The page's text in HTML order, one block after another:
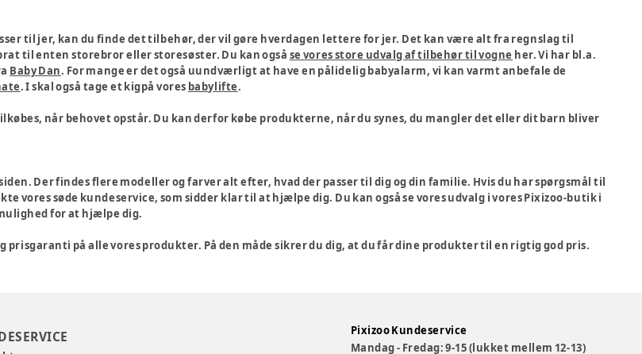
til jer, kan du finde det tilbehør, der vil gøre hverdagen lettere for jer. Det kan være alt fra regnslag til
til enten storebror eller storesøster. Du kan også se vores store udvalg af tilbehør til vogne her. Vi har bl.a.
Baby Dan. For mange er det også uundværligt at have en pålidelig babyalarm, vi kan varmt anbefale de
. I skal også tage et kigpå vores babylifte.
når behovet opstår. Du kan derfor købe produkterne, når du synes, du mangler det eller dit barn bliver
Der findes flere modeller og farver alt efter, hvad der passer til dig og din familie. Hvis du har spørgsmål til
vores søde kundeservice, som sidder klar til at hjælpe dig. Du kan også se vores udvalg i vores Pixizoo-butik i
for at hjælpe dig.
prisgaranti på alle vores produkter. På den måde sikrer du dig, at du får dine produkter til en rigtig god pris.
Pixizoo Kundeservice
Mandag - Fredag: 9-15 (lukket mellem 12-13)